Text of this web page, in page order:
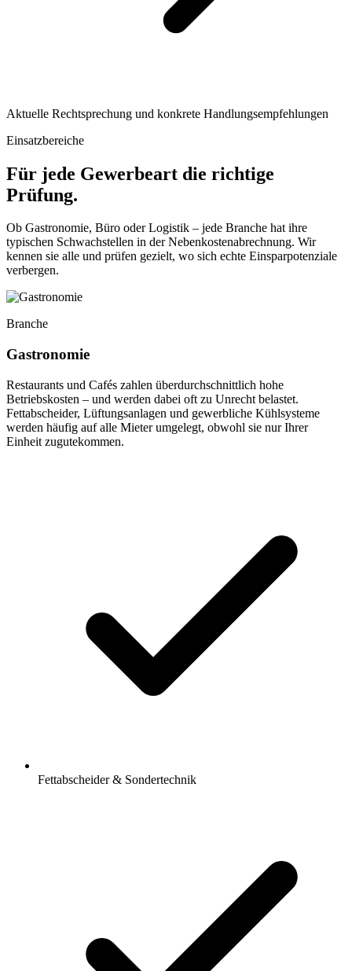
Aktuelle Rechtsprechung und konkrete Handlungsempfehlungen
Einsatzbereiche
Für jede Gewerbeart die richtige
Prüfung.
Ob Gastronomie, Büro oder Logistik – jede Branche hat ihre
typischen Schwachstellen in der Nebenkostenabrechnung. Wir
kennen sie alle und prüfen gezielt, wo sich echte Einsparpotenziale
verbergen.
Branche
Gastronomie
Restaurants und Cafés zahlen überdurchschnittlich hohe
Betriebskosten – und werden dabei oft zu Unrecht belastet.
Fettabscheider, Lüftungsanlagen und gewerbliche Kühlsysteme
werden häufig auf alle Mieter umgelegt, obwohl sie nur Ihrer
Einheit zugutekommen.
Fettabscheider & Sondertechnik